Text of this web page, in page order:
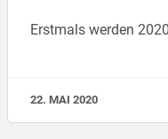
Erstmals werden
22. MAI 2020